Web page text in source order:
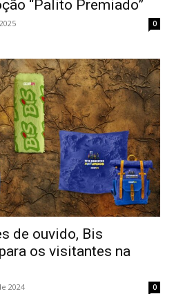
“Palito Premiado”
0
de ouvido, Bis
os visitantes na
2024 0